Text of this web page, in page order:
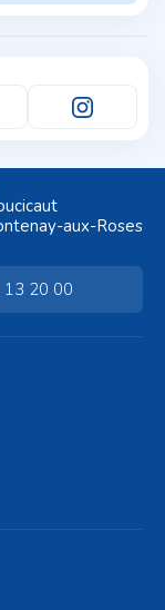
aux-Roses
13 20 00